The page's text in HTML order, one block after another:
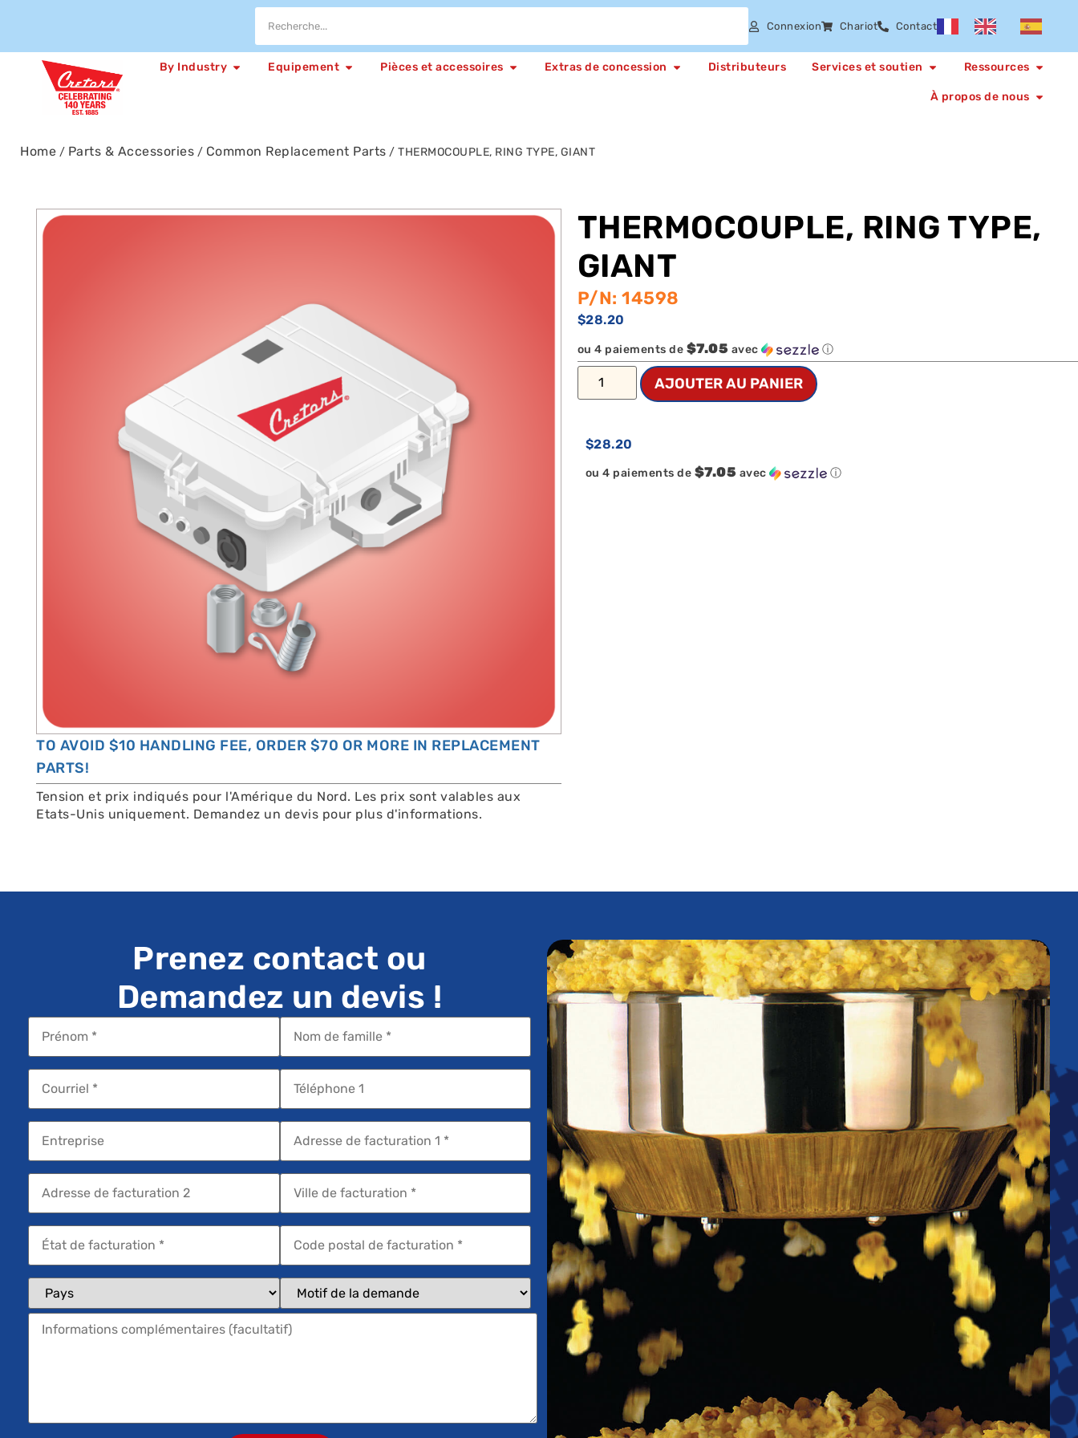
Connexion Chariot Contact
By Industry Equipement Pièces et accessoires Extras de concession Distributeurs Services et soutien Ressources
À propos de nous
Home / Parts & Accessories / Common Replacement Parts / THERMOCOUPLE, RING TYPE, GIANT
TO AVOID $10 HANDLING FEE, ORDER $70 OR MORE IN REPLACEMENT
PARTS!
Tension et prix indiqués pour l'Amérique du Nord. Les prix sont valables aux
Etats-Unis uniquement. Demandez un devis pour plus d'informations.
THERMOCOUPLE, RING TYPE,
GIANT
P/N: 14598
$28.20
ou 4 paiements de $7.05 avec ⓘ
AJOUTER AU PANIER
$28.20
ou 4 paiements de $7.05 avec ⓘ
Prenez contact ou
Demandez un devis !